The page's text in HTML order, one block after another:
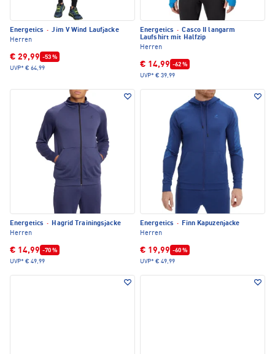
Energetics · Jim V Wind Laufjacke
Herren
€ 29,99 -53 %
UVP* € 64,99
Energetics · Casco II langarm
Laufshirt mit Halfzip
Herren
€ 14,99 -62 %
UVP* € 39,99
Energetics · Hagrid Trainingsjacke
Herren
€ 14,99 -70 %
UVP* € 49,99
Energetics · Finn Kapuzenjacke
Herren
€ 19,99 -60 %
UVP* € 49,99